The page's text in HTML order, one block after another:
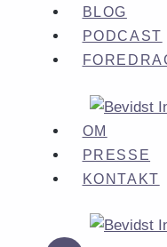
BLOG
PODCAST
OM
PRESSE
KONTAKT